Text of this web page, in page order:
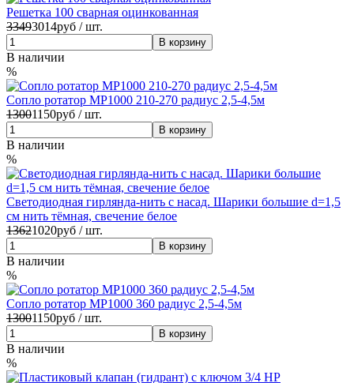
Решетка 100 сварная оцинкованная
33493014руб / шт.
В наличии
%
Сопло ротатор MP1000 210-270 радиус 2,5-4,5м
13001150руб / шт.
В наличии
%
Светодиодная гирлянда-нить с насад. Шарики большие d=1,5
см нить тёмная, свечение белое
13621020руб / шт.
В наличии
%
Сопло ротатор MP1000 360 радиус 2,5-4,5м
13001150руб / шт.
В наличии
%